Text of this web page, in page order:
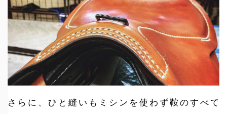
さらに、ひと縫いもミシンを使わず鞍のすべて